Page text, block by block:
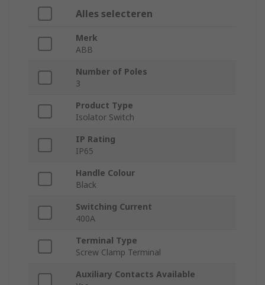
Alles selecteren
Merk
ABB
Number of Poles
3
Product Type
Isolator Switch
IP Rating
IP65
Handle Colour
Black
Switching Current
400A
Terminal Type
Screw Clamp Terminal
Auxiliary Contacts Available